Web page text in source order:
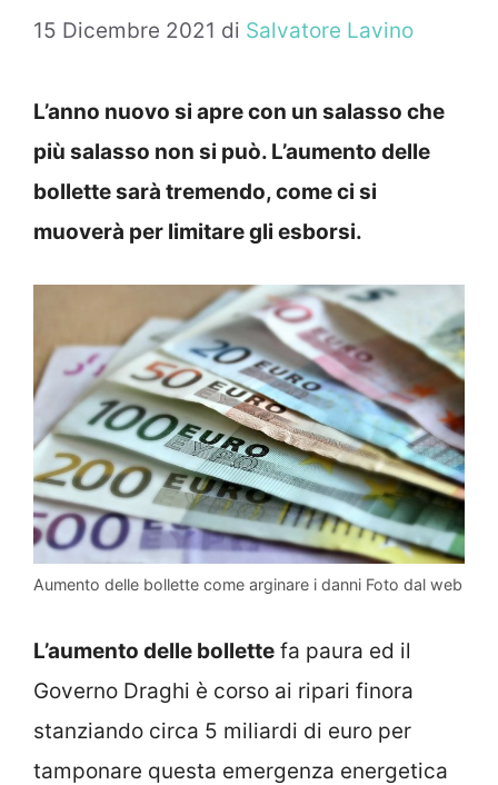
15 Dicembre 2021 di Salvatore Lavino
L’anno nuovo si apre con un salasso che
più salasso non si può. L’aumento delle
bollette sarà tremendo, come ci si
muoverà per limitare gli esborsi.
Aumento delle bollette come arginare i danni Foto dal web
L’aumento delle bollette fa paura ed il
Governo Draghi è corso ai ripari finora
stanziando circa 5 miliardi di euro per
tamponare questa emergenza energetica